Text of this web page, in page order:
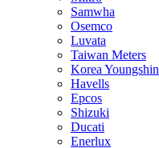
Samwha
Osemco
Luvata
Taiwan Meters
Korea Youngshin
Havells
Epcos
Shizuki
Ducati
Enerlux